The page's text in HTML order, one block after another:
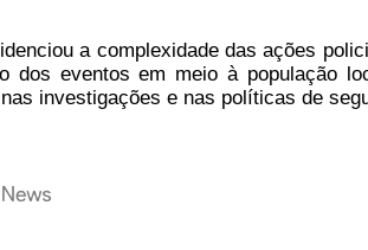
a complexidade das ações
dos eventos em meio à população
investigações e nas políticas de